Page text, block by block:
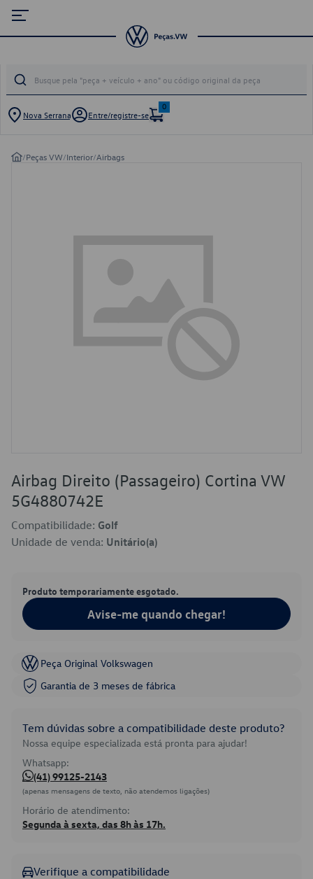
Nova Serrana Entre/registre-se
0
/Peças VW/Interior/Airbags
Airbag Direito (Passageiro) Cortina VW
5G4880742E
Compatibilidade: Golf
Unidade de venda: Unitário(a)
Produto temporariamente esgotado.
Avise-me quando chegar!
Peça Original Volkswagen
Garantia de 3 meses de fábrica
Tem dúvidas sobre a compatibilidade deste produto?
Nossa equipe especializada está pronta para ajudar!
Whatsapp:
(41) 99125-2143
(apenas mensagens de texto, não atendemos ligações)
Horário de atendimento:
Segunda à sexta, das 8h às 17h.
Verifique a compatibilidade